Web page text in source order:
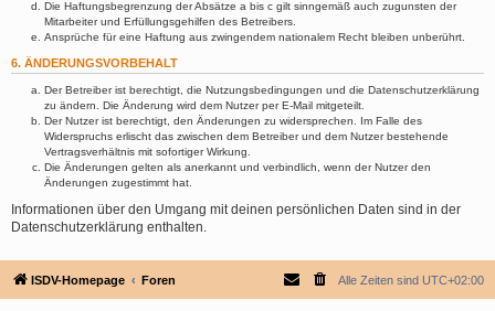
Die Haftungsbegrenzung der Absätze a bis c gilt sinngemäß auch zugunsten der
Mitarbeiter und Erfüllungsgehilfen des Betreibers.
Ansprüche für eine Haftung aus zwingendem nationalem Recht bleiben unberührt.
6. ÄNDERUNGSVORBEHALT
Der Betreiber ist berechtigt, die Nutzungsbedingungen und die Datenschutzerklärung
zu ändern. Die Änderung wird dem Nutzer per E-Mail mitgeteilt.
Der Nutzer ist berechtigt, den Änderungen zu widersprechen. Im Falle des
Widerspruchs erlischt das zwischen dem Betreiber und dem Nutzer bestehende
Vertragsverhältnis mit sofortiger Wirkung.
Die Änderungen gelten als anerkannt und verbindlich, wenn der Nutzer den
Änderungen zugestimmt hat.
Informationen über den Umgang mit deinen persönlichen Daten sind in der
Datenschutzerklärung enthalten.
ISDV-Homepage Foren Alle Zeiten sind UTC+02:00